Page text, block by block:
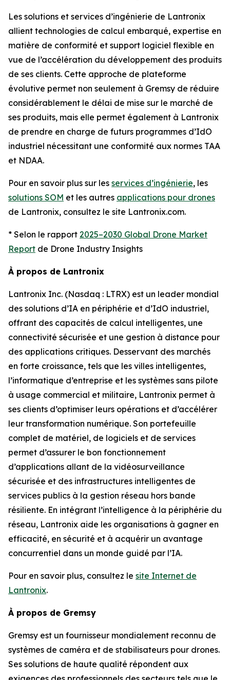
Les solutions et services d’ingénierie de Lantronix
allient technologies de calcul embarqué, expertise en
matière de conformité et support logiciel flexible en
vue de l’accélération du développement des produits
de ses clients. Cette approche de plateforme
évolutive permet non seulement à Gremsy de réduire
considérablement le délai de mise sur le marché de
ses produits, mais elle permet également à Lantronix
de prendre en charge de futurs programmes d’IdO
industriel nécessitant une conformité aux normes TAA
et NDAA.
Pour en savoir plus sur les services d’ingénierie, les
solutions SOM et les autres applications pour drones
de Lantronix, consultez le site Lantronix.com.
* Selon le rapport 2025–2030 Global Drone Market
Report de Drone Industry Insights
À propos de Lantronix
Lantronix Inc. (Nasdaq : LTRX) est un leader mondial
des solutions d’IA en périphérie et d’IdO industriel,
offrant des capacités de calcul intelligentes, une
connectivité sécurisée et une gestion à distance pour
des applications critiques. Desservant des marchés
en forte croissance, tels que les villes intelligentes,
l’informatique d’entreprise et les systèmes sans pilote
à usage commercial et militaire, Lantronix permet à
ses clients d’optimiser leurs opérations et d’accélérer
leur transformation numérique. Son portefeuille
complet de matériel, de logiciels et de services
permet d’assurer le bon fonctionnement
d’applications allant de la vidéosurveillance
sécurisée et des infrastructures intelligentes de
services publics à la gestion réseau hors bande
résiliente. En intégrant l’intelligence à la périphérie du
réseau, Lantronix aide les organisations à gagner en
efficacité, en sécurité et à acquérir un avantage
concurrentiel dans un monde guidé par l’IA.
Pour en savoir plus, consultez le site Internet de
Lantronix.
À propos de Gremsy
Gremsy est un fournisseur mondialement reconnu de
systèmes de caméra et de stabilisateurs pour drones.
Ses solutions de haute qualité répondent aux